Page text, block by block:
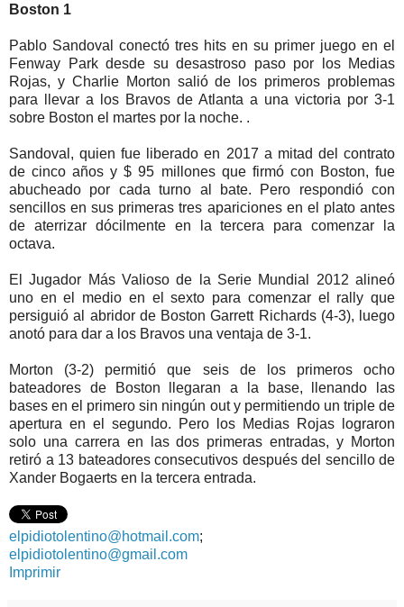
Boston 1
Pablo Sandoval conectó tres hits en su primer juego en el
Fenway Park desde su desastroso paso por los Medias
Rojas, y Charlie Morton salió de los primeros problemas
para llevar a los Bravos de Atlanta a una victoria por 3-1
sobre Boston el martes por la noche. .
Sandoval, quien fue liberado en 2017 a mitad del contrato
de cinco años y $ 95 millones que firmó con Boston, fue
abucheado por cada turno al bate. Pero respondió con
sencillos en sus primeras tres apariciones en el plato antes
de aterrizar dócilmente en la tercera para comenzar la
octava.
El Jugador Más Valioso de la Serie Mundial 2012 alineó
uno en el medio en el sexto para comenzar el rally que
persiguió al abridor de Boston Garrett Richards (4-3), luego
anotó para dar a los Bravos una ventaja de 3-1.
Morton (3-2) permitió que seis de los primeros ocho
bateadores de Boston llegaran a la base, llenando las
bases en el primero sin ningún out y permitiendo un triple de
apertura en el segundo. Pero los Medias Rojas lograron
solo una carrera en las dos primeras entradas, y Morton
retiró a 13 bateadores consecutivos después del sencillo de
Xander Bogaerts en la tercera entrada.
elpidiotolentino@hotmail.com;
elpidiotolentino@gmail.com
Imprimir